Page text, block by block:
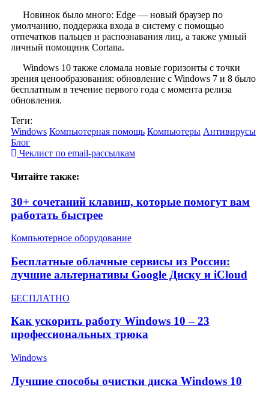
Новинок было много: Edge — новый браузер по
умолчанию, поддержка входа в систему с помощью
отпечатков пальцев и распознавания лиц, а также умный
личный помощник Cortana.
Windows 10 также сломала новые горизонты с точки
зрения ценообразования: обновление с Windows 7 и 8 было
бесплатным в течение первого года с момента релиза
обновления.
Теги:
Windows Компьютерная помощь Компьютеры Антивирусы
Блог
Чеклист пo email-рассылкам
Читайте также:
30+ сочетаний клавиш, которые помогут вам
работать быстрее
Компьютерное оборудование
Бесплатные облачные сервисы из России:
лучшие альтернативы Google Диску и iCloud
БЕСПЛАТНО
Как ускорить работу Windows 10 – 23
профессиональных трюка
Windows
Лучшие способы очистки диска Windows 10